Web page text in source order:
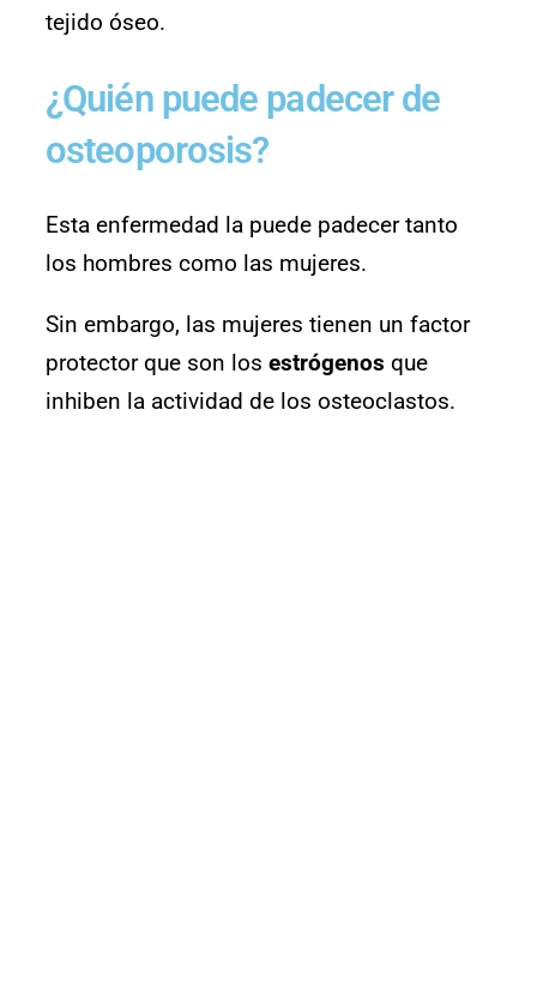
tejido óseo.
¿Quién puede padecer de
osteoporosis?
Esta enfermedad la puede padecer tanto
los hombres como las mujeres.
Sin embargo, las mujeres tienen un factor
protector que son los estrógenos que
inhiben la actividad de los osteoclastos.